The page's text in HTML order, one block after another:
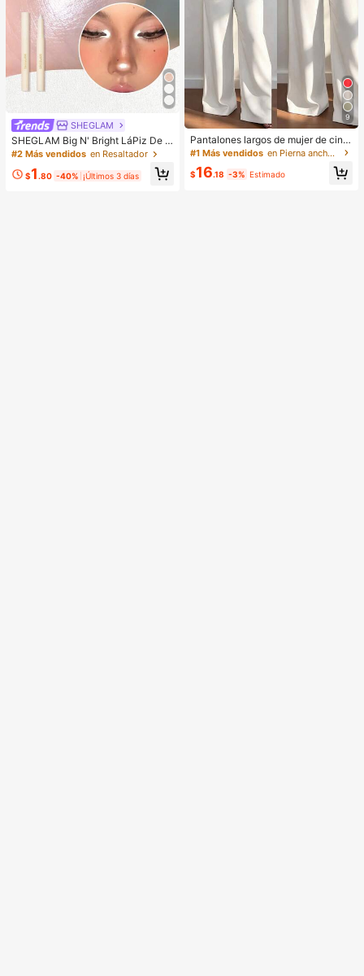
SHEGLAM
SHEGLAM Big N' Bright LáPiz De O
jos-Frost Brillos Marca De Belleza
s Y NiñAs
#2 Más vendidos en Resaltador
$1 .80 -40% ¡Últimos 3 días
9
Pantalones largos de mujer de cintu
ra alta, pierna recta y ancha, casual
rsátiles y de calidad, de moda para l
#1 Más vendidos en Pierna ancha Pantalones De Mujer
$16.18 -3% Estimado